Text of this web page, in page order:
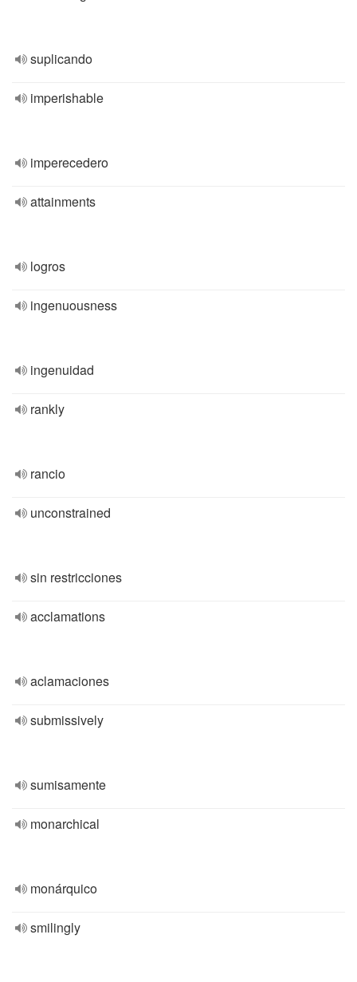
suplicando
imperishable
imperecedero
attainments
logros
ingenuousness
ingenuidad
rankly
rancio
unconstrained
sin restricciones
acclamations
aclamaciones
submissively
sumisamente
monarchical
monárquico
smilingly